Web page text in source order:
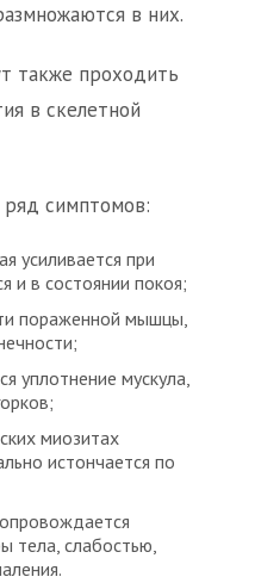
в них.
также проходить
в скелетной
симптомов:
усиливается при
и в состоянии покоя;
пораженной мышцы,
уплотнение мускула,
миозитах
истончается по
тела, слабостью,